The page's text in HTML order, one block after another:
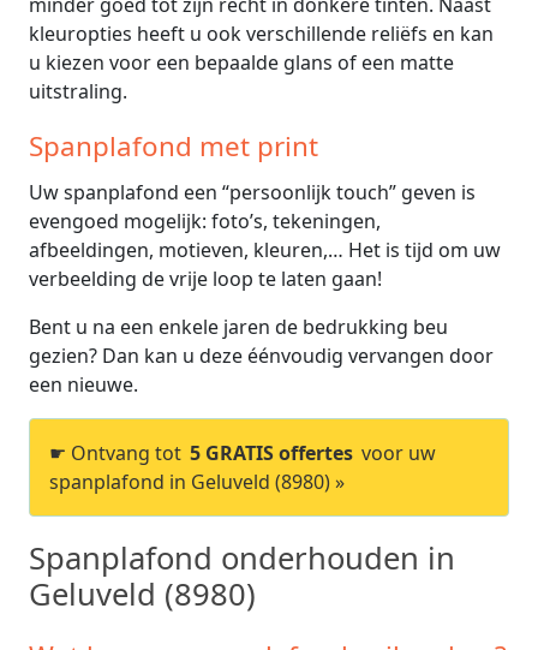
kleuropties heeft u ook verschillende reliëfs en kan
u kiezen voor een bepaalde glans of een matte
uitstraling.
Spanplafond met print
Uw spanplafond een “persoonlijk touch” geven is
evengoed mogelijk: foto’s, tekeningen,
afbeeldingen, motieven, kleuren,… Het is tijd om uw
verbeelding de vrije loop te laten gaan!
Bent u na een enkele jaren de bedrukking beu
gezien? Dan kan u deze éénvoudig vervangen door
een nieuwe.
☛ Ontvang tot 5 GRATIS offertes voor uw
spanplafond in Geluveld (8980) »
Spanplafond onderhouden in
Geluveld (8980)